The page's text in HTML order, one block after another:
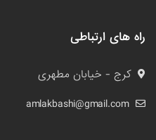
راه های ارتباطی
کرج - خیابان مطهری
amlakbashi@gmail.com